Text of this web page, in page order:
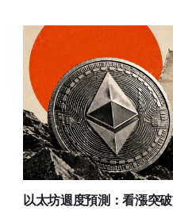
以太坊週度預測：看漲突